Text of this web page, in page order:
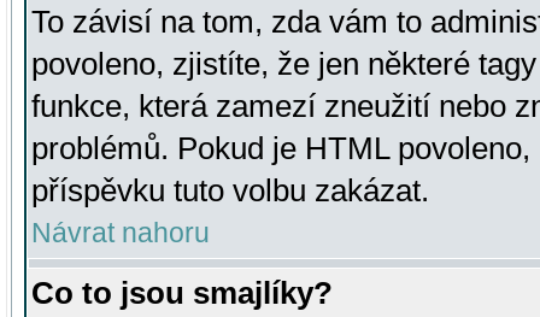
To závisí na tom, zda vám to
povoleno, zjistíte, že jen některé
funkce, která zamezí zneužití nebo
problémů. Pokud je HTML
příspěvku tuto volbu zakázat.
Návrat nahoru
Co to jsou smajlíky?